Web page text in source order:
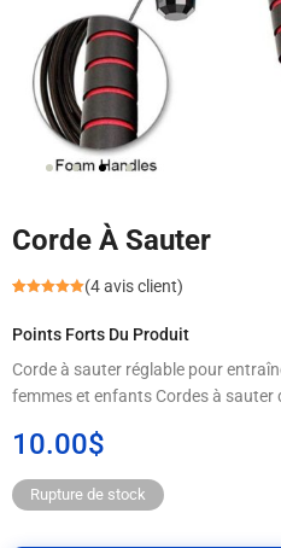
Corde À Sauter
basé sur
notations
(4avis client)
Points Forts Du Produit
Corde à sauter réglable pour
femmes et enfants Cordes à sauter
10.00$
Rupture de stock